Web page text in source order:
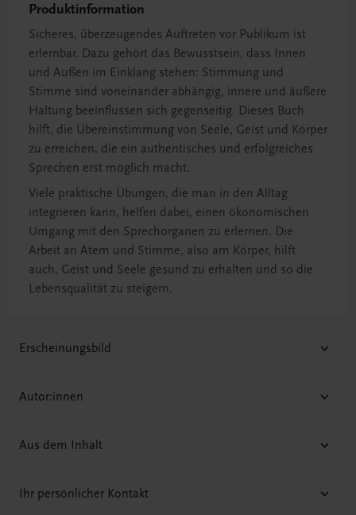
Produktinformation
Sicheres, überzeugendes Auftreten vor Publikum ist
erlernbar. Dazu gehört das Bewusstsein, dass Innen
und Außen im Einklang stehen: Stimmung und
Stimme sind voneinander abhängig, innere und äußere
Haltung beeinflussen sich gegenseitig. Dieses Buch
hilft, die Übereinstimmung von Seele, Geist und Körper
zu erreichen, die ein authentisches und erfolgreiches
Sprechen erst möglich macht.
Viele praktische Übungen, die man in den Alltag
integrieren kann, helfen dabei, einen ökonomischen
Umgang mit den Sprechorganen zu erlernen. Die
Arbeit an Atem und Stimme, also am Körper, hilft
auch, Geist und Seele gesund zu erhalten und so die
Lebensqualität zu steigern.
Erscheinungsbild
Autor:innen
Aus dem Inhalt
Ihr persönlicher Kontakt